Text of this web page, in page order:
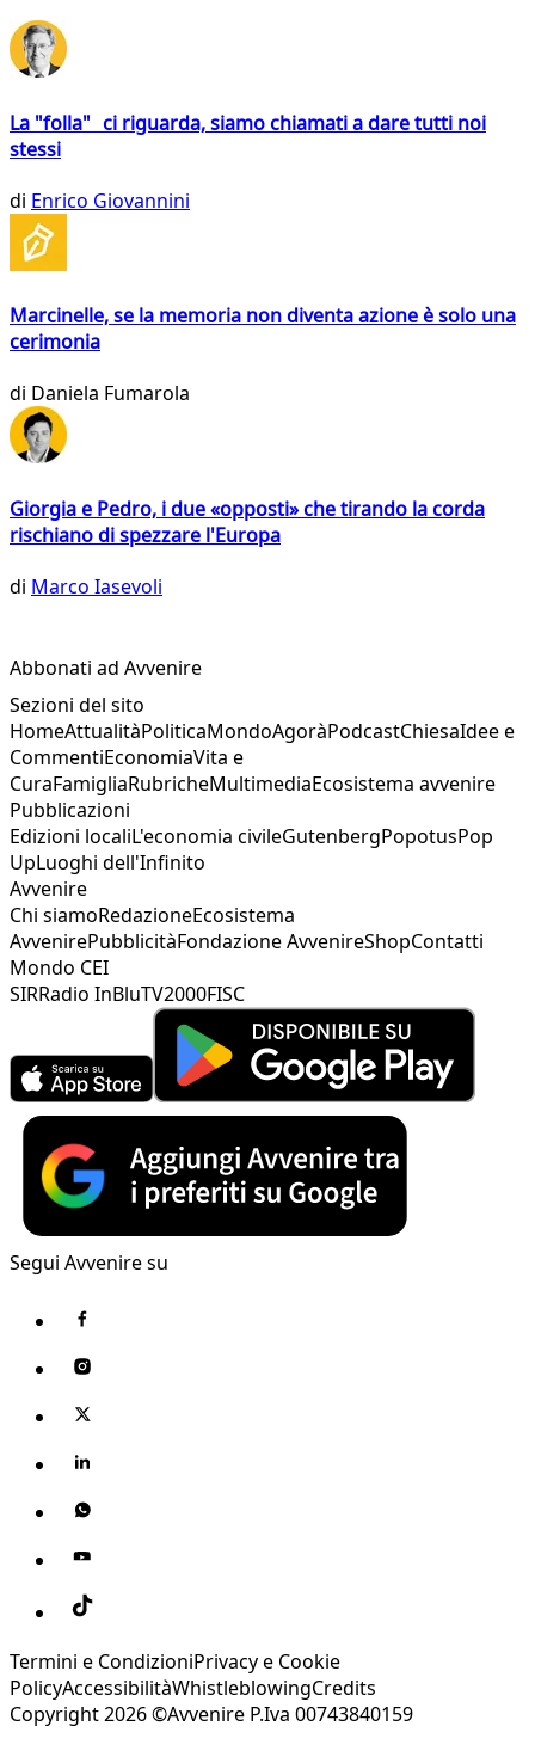
La "folla" ci riguarda, siamo chiamati a dare tutti noi
stessi
di Enrico Giovannini
Marcinelle, se la memoria non diventa azione è solo una
cerimonia
di Daniela Fumarola
Giorgia e Pedro, i due «opposti» che tirando la corda
rischiano di spezzare l'Europa
di Marco Iasevoli
Abbonati ad Avvenire
Sezioni del sito
HomeAttualitàPoliticaMondoAgoràPodcastChiesaIdee e
CommentiEconomiaVita e
CuraFamigliaRubricheMultimediaEcosistema avvenire
Pubblicazioni
Edizioni localiL'economia civileGutenbergPopotusPop
UpLuoghi dell'Infinito
Avvenire
Chi siamoRedazioneEcosistema
AvvenirePubblicitàFondazione AvvenireShopContatti
Mondo CEI
SIRRadio InBluTV2000FISC
Segui Avvenire su
Termini e CondizioniPrivacy e Cookie
PolicyAccessibilitàWhistleblowingCredits
Copyright 2026 ©Avvenire P.Iva 00743840159